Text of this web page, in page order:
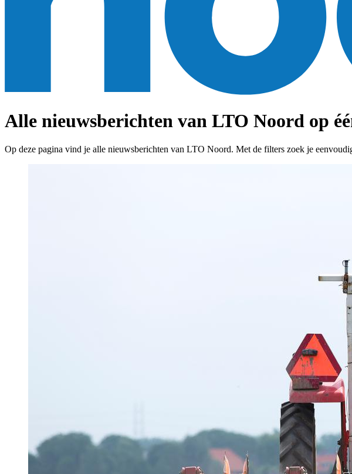
Alle nieuwsberichten van LTO Noord op
Op deze pagina vind je alle nieuwsberichten van LTO Noord. Met de filters zoek je